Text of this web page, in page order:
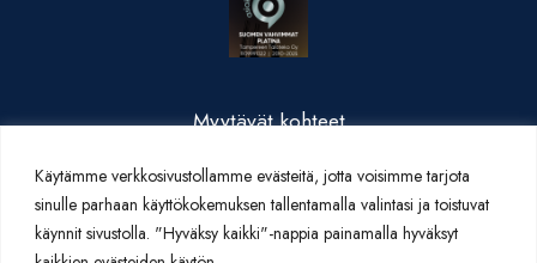
Käytämme verkkosivustollamme evästeitä, jotta voisimme tarjota
sinulle parhaan käyttökokemuksen tallentamalla valintasi ja toistuvat
käynnit sivustolla. "Hyväksy kaikki"-nappia painamalla hyväksyt
Myytävät kohteet
Yritysesittely
Yhteystiedot
Artikkelit